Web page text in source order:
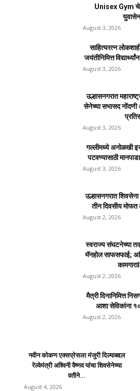
Unisex Gym चे
August 3, 2026
साहित्यरत्न
जयंतीनिमित्त
August 3, 2026
उल्हासनगरात महाराष्ट्र
सेनेच्या सभासद नोंदणी
August 3, 2026
गल्लीमध्ये अनोळखी
पटवण्यासाठी
August 3, 2026
उल्हासनगरात
तीन दिवसीय
August 2, 2026
स्वराज्य संघटनेच्या
मॅनहोल साफसफाई;
August 2, 2026
मैत्री दिनानिमित्त
आशा सेविकांना
August 2, 2026
नवीन कोकण एक्सप्रेसला मंजुरी दिल्याबद्दल
रेल्वेमंत्री अश्विनी वैष्णव यांचा शिवसेनेच्या
वतीने...
August 4, 2026